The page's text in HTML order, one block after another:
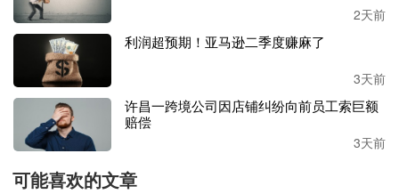
一年的绩效考核中，如果连续两次结果为B或者任意一次结
果为C，则为不合格，其他情形为合格。
26年分别为2973.7万元
元。
2天前
利润超预期！亚马逊二季度赚麻了
3天前
许昌一跨境公司因店铺纠纷向前员工索巨额
赔偿
3天前
可能喜欢的文章